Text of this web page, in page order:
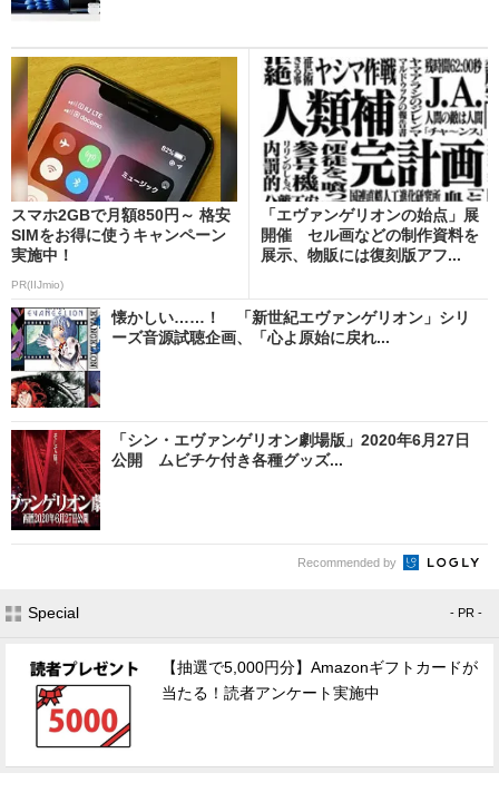
スマホ2GBで月額850円～ 格安
SIMをお得に使うキャンペーン
実施中！
PR(IIJmio)
「エヴァンゲリオンの始点」展
開催 セル画などの制作資料を
展示、物販には復刻版アフ...
懐かしい……！ 「新世紀エヴァンゲリオン」シリ
ーズ音源試聴企画、「心よ原始に戻れ...
「シン・エヴァンゲリオン劇場版」2020年6月27日
公開 ムビチケ付き各種グッズ...
Recommended by
Special - PR -
【抽選で5,000円分】Amazonギフトカードが
当たる！読者アンケート実施中